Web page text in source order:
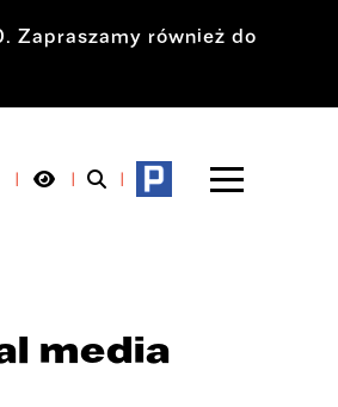
Zapraszamy również do
media